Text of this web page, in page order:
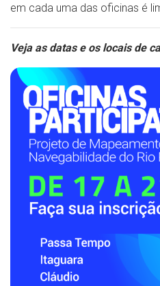
em cada uma das oficinas é
Veja as datas e os locais de